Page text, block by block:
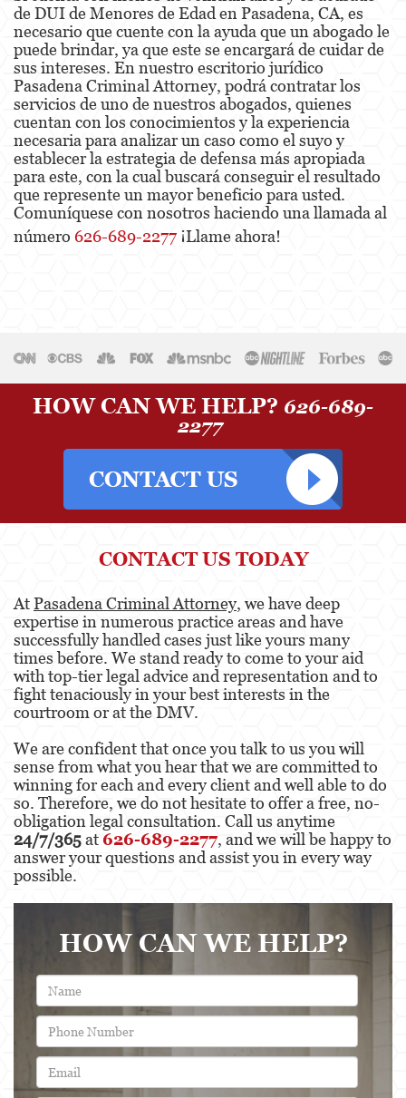
de DUI de Menores de Edad en Pasadena, CA, es
necesario que cuente con la ayuda que un abogado le
puede brindar, ya que este se encargará de cuidar de
sus intereses. En nuestro escritorio jurídico
Pasadena Criminal Attorney, podrá contratar los
servicios de uno de nuestros abogados, quienes
cuentan con los conocimientos y la experiencia
necesaria para analizar un caso como el suyo y
establecer la estrategia de defensa más apropiada
para este, con la cual buscará conseguir el resultado
que represente un mayor beneficio para usted.
Comuníquese con nosotros haciendo una llamada al
número 626-689-2277 ¡Llame ahora!
HOW CAN WE HELP? 626-689-
2277
CONTACT US TODAY
AtPasadena Criminal Attorney, we have deep
expertise in numerous practice areas and have
successfully handled cases just like yours many
times before. We stand ready to come to your aid
with top-tier legal advice and representation and to
fight tenaciously in your best interests in the
courtroom or at the DMV.
We are confident that once you talk to us you will
sense from what you hear that we are committed to
winning for each and every client and well able to do
so. Therefore, we do not hesitate to offer a free, no-
obligation legal consultation. Call us anytime
24/7/365at 626-689-2277, and we will be happy to
answer your questions and assist you in every way
possible.
HOW CAN WE HELP?